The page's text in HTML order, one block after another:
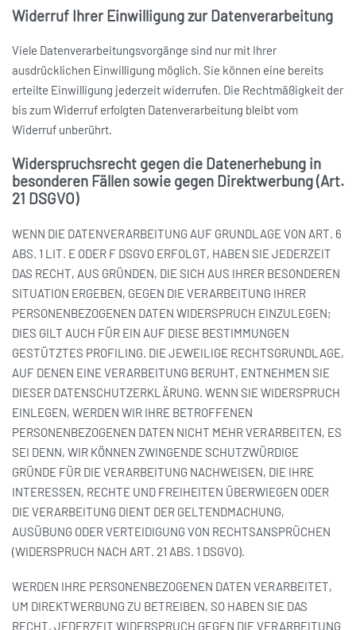
Widerruf Ihrer Einwilligung zur Datenverarbeitung
Viele Datenverarbeitungsvorgänge sind nur mit Ihrer
ausdrücklichen Einwilligung möglich. Sie können eine bereits
erteilte Einwilligung jederzeit widerrufen. Die Rechtmäßigkeit der
bis zum Widerruf erfolgten Datenverarbeitung bleibt vom
Widerruf unberührt.
Widerspruchsrecht gegen die Datenerhebung in
besonderen Fällen sowie gegen Direktwerbung (Art.
21 DSGVO)
WENN DIE DATENVERARBEITUNG AUF GRUNDLAGE VON ART. 6
ABS. 1 LIT. E ODER F DSGVO ERFOLGT, HABEN SIE JEDERZEIT
DAS RECHT, AUS GRÜNDEN, DIE SICH AUS IHRER BESONDEREN
SITUATION ERGEBEN, GEGEN DIE VERARBEITUNG IHRER
PERSONENBEZOGENEN DATEN WIDERSPRUCH EINZULEGEN;
DIES GILT AUCH FÜR EIN AUF DIESE BESTIMMUNGEN
GESTÜTZTES PROFILING. DIE JEWEILIGE RECHTSGRUNDLAGE,
AUF DENEN EINE VERARBEITUNG BERUHT, ENTNEHMEN SIE
DIESER DATENSCHUTZERKLÄRUNG. WENN SIE WIDERSPRUCH
EINLEGEN, WERDEN WIR IHRE BETROFFENEN
PERSONENBEZOGENEN DATEN NICHT MEHR VERARBEITEN, ES
SEI DENN, WIR KÖNNEN ZWINGENDE SCHUTZWÜRDIGE
GRÜNDE FÜR DIE VERARBEITUNG NACHWEISEN, DIE IHRE
INTERESSEN, RECHTE UND FREIHEITEN ÜBERWIEGEN ODER
DIE VERARBEITUNG DIENT DER GELTENDMACHUNG,
AUSÜBUNG ODER VERTEIDIGUNG VON RECHTSANSPRÜCHEN
(WIDERSPRUCH NACH ART. 21 ABS. 1 DSGVO).
WERDEN IHRE PERSONENBEZOGENEN DATEN VERARBEITET,
UM DIREKTWERBUNG ZU BETREIBEN, SO HABEN SIE DAS
RECHT, JEDERZEIT WIDERSPRUCH GEGEN DIE VERARBEITUNG